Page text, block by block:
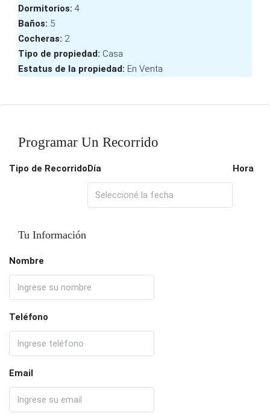
Dormitorios: 4
Baños: 5
Cocheras: 2
Tipo de propiedad: Casa
Estatus de la propiedad: En Venta
Programar Un Recorrido
Tipo de RecorridoDía Hora
Tu Información
Nombre
Teléfono
Email